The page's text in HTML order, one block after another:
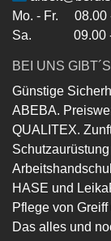
Mo. - Fr. 08.00
Sa. 09.00 -
BEI UNS GIBT´S
Günstige
ABEBA.
QUALITEX.
HASE und
Pflege von
Das alles und